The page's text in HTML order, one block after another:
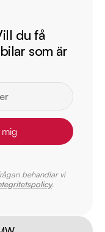
du få
som är
behandlar vi
.